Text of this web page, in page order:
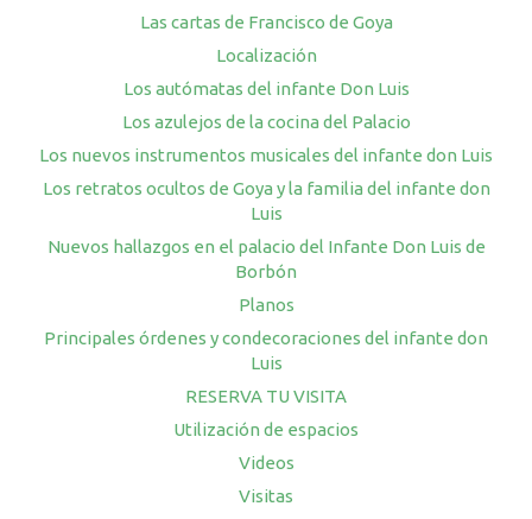
Las cartas de Francisco de Goya
Localización
Los autómatas del infante Don Luis
Los azulejos de la cocina del Palacio
Los nuevos instrumentos musicales del infante don Luis
Los retratos ocultos de Goya y la familia del infante don
Luis
Nuevos hallazgos en el palacio del Infante Don Luis de
Borbón
Planos
Principales órdenes y condecoraciones del infante don
Luis
RESERVA TU VISITA
Utilización de espacios
Videos
Visitas